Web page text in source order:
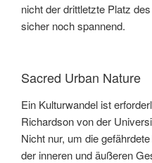
nicht der drittletzte Platz
sicher noch spannend.
Sacred Urban Nature
Ein Kulturwandel ist
Richardson von der
Nicht nur, um die
der inneren und äußeren